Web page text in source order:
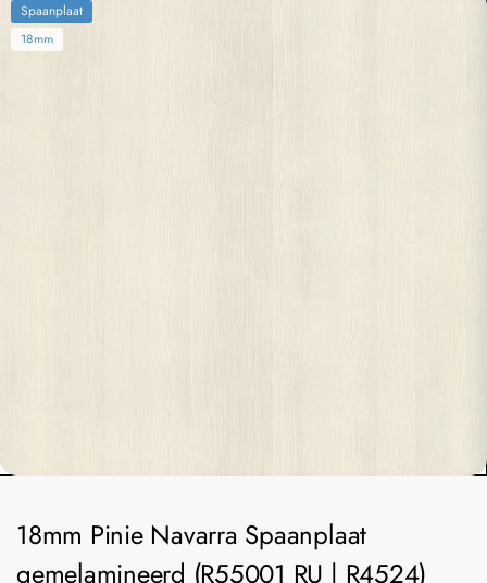
Spaanplaat
18mm
18mm Pinie Navarra Spaanplaat
gemelamineerd (R55001 RU | R4524)